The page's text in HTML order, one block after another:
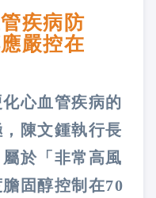
疾病防
嚴控在
心血管疾病的
陳文鍾執行長
於「非常高風
固醇控制在70